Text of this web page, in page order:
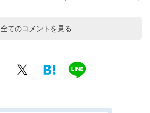
全てのコメントを見る